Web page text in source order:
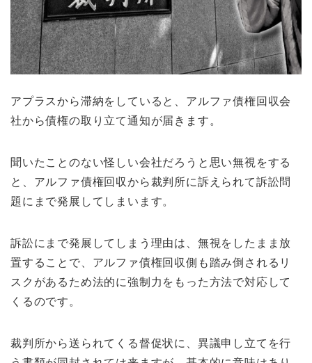
アプラスから滞納をしていると、アルファ債権回収会
社から債権の取り立て通知が届きます。
聞いたことのない怪しい会社だろうと思い無視をする
と、アルファ債権回収から裁判所に訴えられて訴訟問
題にまで発展してしまいます。
訴訟にまで発展してしまう理由は、無視をしたまま放
置することで、アルファ債権回収側も踏み倒されるリ
スクがあるため法的に強制力をもった方法で対応して
くるのです。
裁判所から送られてくる督促状に、異議申し立てを行